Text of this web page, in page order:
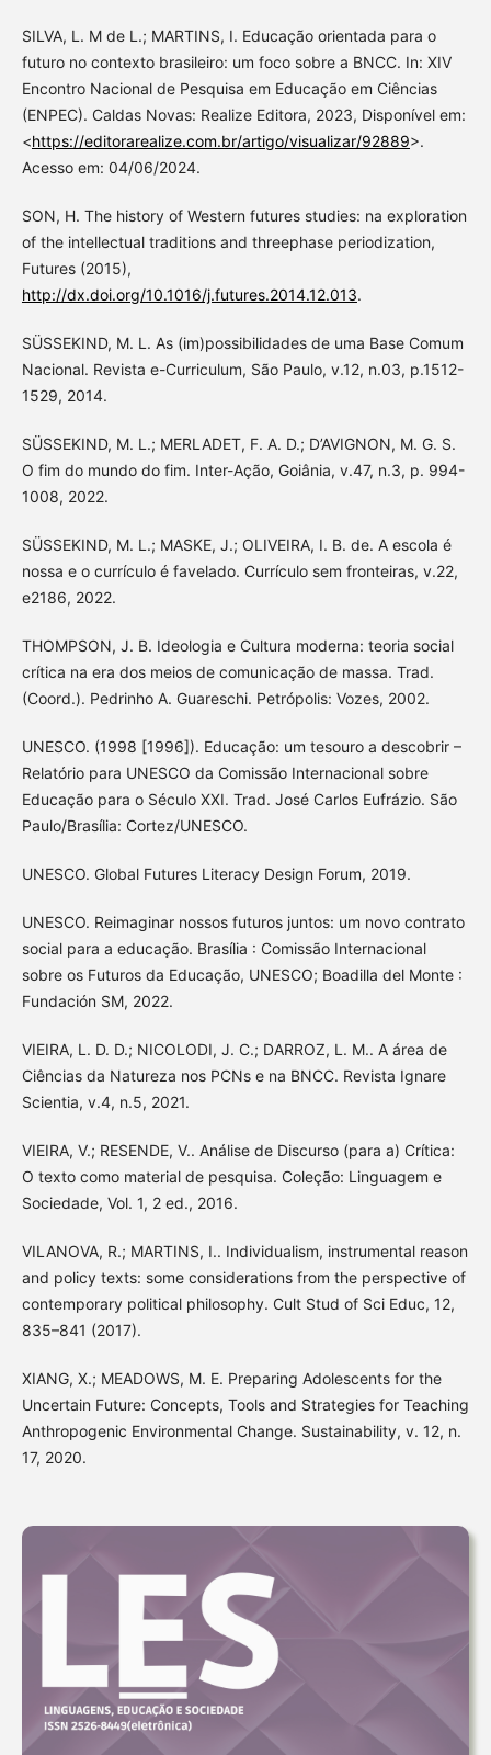
SILVA, L. M de L.; MARTINS, I. Educação orientada para o
futuro no contexto brasileiro: um foco sobre a BNCC. In: XIV
Encontro Nacional de Pesquisa em Educação em Ciências
(ENPEC). Caldas Novas: Realize Editora, 2023, Disponível em:
<https://editorarealize.com.br/artigo/visualizar/92889>.
Acesso em: 04/06/2024.
SON, H. The history of Western futures studies: na exploration
of the intellectual traditions and threephase periodization,
Futures (2015),
http://dx.doi.org/10.1016/j.futures.2014.12.013.
SÜSSEKIND, M. L. As (im)possibilidades de uma Base Comum
Nacional. Revista e-Curriculum, São Paulo, v.12, n.03, p.1512-
1529, 2014.
SÜSSEKIND, M. L.; MERLADET, F. A. D.; D’AVIGNON, M. G. S.
O fim do mundo do fim. Inter-Ação, Goiânia, v.47, n.3, p. 994-
1008, 2022.
SÜSSEKIND, M. L.; MASKE, J.; OLIVEIRA, I. B. de. A escola é
nossa e o currículo é favelado. Currículo sem fronteiras, v.22,
e2186, 2022.
THOMPSON, J. B. Ideologia e Cultura moderna: teoria social
crítica na era dos meios de comunicação de massa. Trad.
(Coord.). Pedrinho A. Guareschi. Petrópolis: Vozes, 2002.
UNESCO. (1998 [1996]). Educação: um tesouro a descobrir –
Relatório para UNESCO da Comissão Internacional sobre
Educação para o Século XXI. Trad. José Carlos Eufrázio. São
Paulo/Brasília: Cortez/UNESCO.
UNESCO. Global Futures Literacy Design Forum, 2019.
UNESCO. Reimaginar nossos futuros juntos: um novo contrato
social para a educação. Brasília : Comissão Internacional
sobre os Futuros da Educação, UNESCO; Boadilla del Monte :
Fundación SM, 2022.
VIEIRA, L. D. D.; NICOLODI, J. C.; DARROZ, L. M.. A área de
Ciências da Natureza nos PCNs e na BNCC. Revista Ignare
Scientia, v.4, n.5, 2021.
VIEIRA, V.; RESENDE, V.. Análise de Discurso (para a) Crítica:
O texto como material de pesquisa. Coleção: Linguagem e
Sociedade, Vol. 1, 2 ed., 2016.
VILANOVA, R.; MARTINS, I.. Individualism, instrumental reason
and policy texts: some considerations from the perspective of
contemporary political philosophy. Cult Stud of Sci Educ, 12,
835–841 (2017).
XIANG, X.; MEADOWS, M. E. Preparing Adolescents for the
Uncertain Future: Concepts, Tools and Strategies for Teaching
Anthropogenic Environmental Change. Sustainability, v. 12, n.
17, 2020.